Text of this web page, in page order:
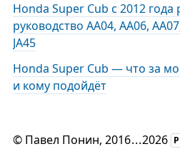
Honda Super Cub с 2012 года
руководство AA04, AA06,
JA45
Honda Super Cub — что за
и кому подойдёт
© Павел Понин, 2016...2026